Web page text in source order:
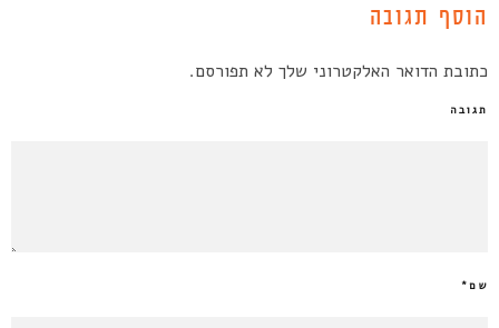
הוסף תגובה
כתובת הדואר האלקטרוני שלך לא תפורסם.
תגובה
שם*